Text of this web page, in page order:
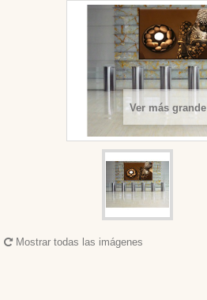
Ver más grande
Mostrar todas las imágenes